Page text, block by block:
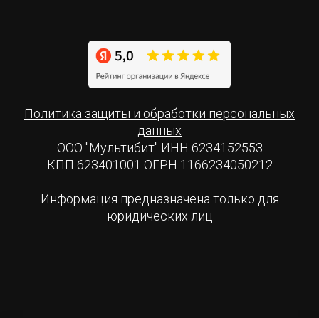
Политика защиты и обработки персональных
данных
ООО "Мультибит" ИНН 6234152553
КПП 623401001 ОГРН 1166234050212
Информация предназначена только для
юридических лиц